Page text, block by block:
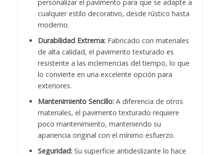
personalizar el pavimento para que se adapte a
cualquier estilo decorativo, desde rústico hasta
moderno.
Durabilidad Extrema:Fabricado con materiales
de alta calidad, el pavimento texturado es
resistente a las inclemencias del tiempo, lo que
lo convierte en una excelente opción para
exteriores.
Mantenimiento Sencillo:A diferencia de otros
materiales, el pavimento texturado requiere
poco mantenimiento, manteniendo su
apariencia original con el mínimo esfuerzo.
Seguridad:Su superficie antideslizante lo hace